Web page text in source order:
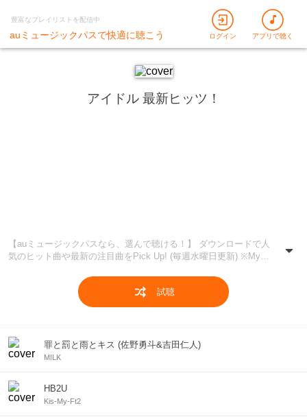
豊富なプレイリストを配信中
auミュージックパスで快適に聴こう ログイン アプリで聴く
アイドル 最新ヒッツ！
【auミュージックパスなら、選んで聴ける！】 ダウンロードで人
気のヒット曲や最新の注目曲をPick Up! (毎週水曜日更新) ※Myう
ル再生となります。
試聴
罪と罰と雨とキス (佐野勇斗&吉田仁人)
M!LK
HB2U
Kis-My-Ft2